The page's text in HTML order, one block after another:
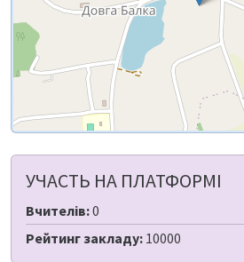
УЧАСТЬ НА ПЛАТФОРМІ
Вчителів:0
Рейтинг закладу: 10000